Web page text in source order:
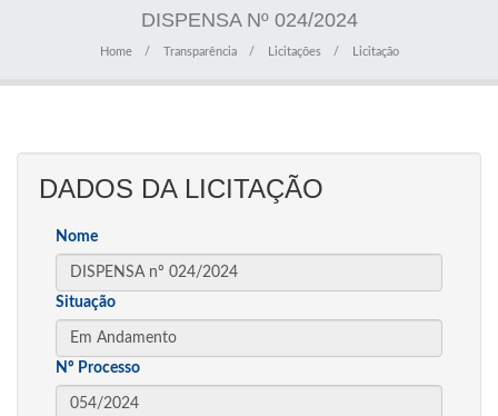
DISPENSA Nº 024/2024
Home Transparência Licitações Licitação
DADOS DA LICITAÇÃO
Nome
Situação
Nº Processo